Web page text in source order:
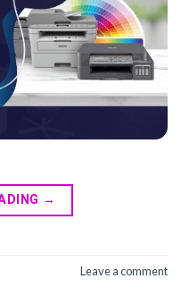
→
Leave a comment